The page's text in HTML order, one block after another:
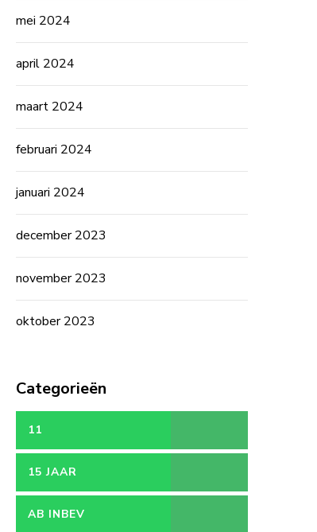
mei 2024
april 2024
maart 2024
februari 2024
januari 2024
december 2023
november 2023
oktober 2023
Categorieën
11
15 JAAR
AB INBEV